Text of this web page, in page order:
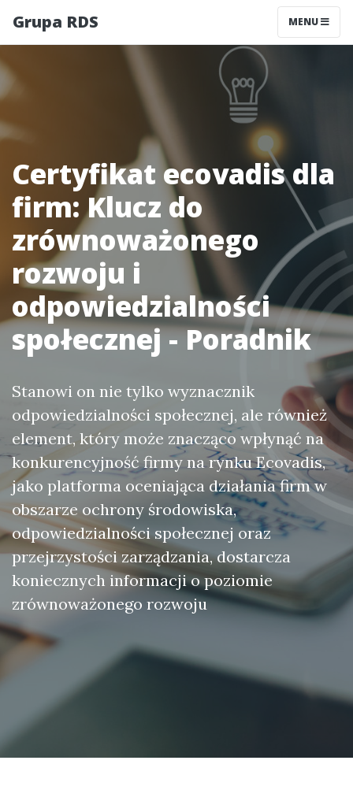
Grupa RDS MENU
Certyfikat ecovadis dla
firm: Klucz do
zrównoważonego
rozwoju i
odpowiedzialności
społecznej - Poradnik
Stanowi on nie tylko wyznacznik
odpowiedzialności społecznej, ale również
element, który może znacząco wpłynąć na
konkurencyjność firmy na rynku Ecovadis,
jako platforma oceniająca działania firm w
obszarze ochrony środowiska,
odpowiedzialności społecznej oraz
przejrzystości zarządzania, dostarcza
koniecznych informacji o poziomie
zrównoważonego rozwoju